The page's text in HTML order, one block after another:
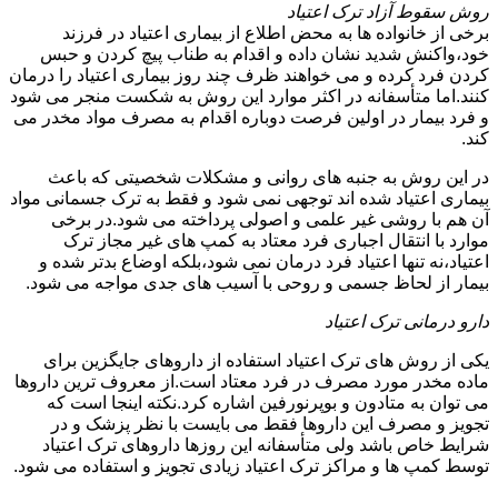
روش سقوط آزاد ترک اعتیاد
برخی از خانواده ها به محض اطلاع از بیماری اعتیاد در فرزند
خود،واکنش شدید نشان داده و اقدام به طناب پیچ کردن و حبس
کردن فرد کرده و می خواهند ظرف چند روز بیماری اعتیاد را درمان
کنند.اما متأسفانه در اکثر موارد این روش به شکست منجر می شود
و فرد بیمار در اولین فرصت دوباره اقدام به مصرف مواد مخدر می
کند.
در این روش به جنبه های روانی و مشکلات شخصیتی که باعث
بیماری اعتیاد شده اند توجهی نمی شود و فقط به ترک جسمانی مواد
آن هم با روشی غیر علمی و اصولی پرداخته می شود.در برخی
موارد با انتقال اجباری فرد معتاد به کمپ های غیر مجاز ترک
اعتیاد،نه تنها اعتیاد فرد درمان نمی شود،بلکه اوضاع بدتر شده و
بیمار از لحاظ جسمی و روحی با آسیب های جدی مواجه می شود.
دارو درمانی ترک اعتیاد
یکی از روش های ترک اعتیاد استفاده از داروهای جایگزین برای
ماده مخدر مورد مصرف در فرد معتاد است.از معروف ترین داروها
می توان به متادون و بوپرنورفین اشاره کرد.نکته اینجا است که
تجویز و مصرف این داروها فقط می بایست با نظر پزشک و در
شرایط خاص باشد ولی متأسفانه این روزها داروهای ترک اعتیاد
توسط کمپ ها و مراکز ترک اعتیاد زیادی تجویز و استفاده می شود.